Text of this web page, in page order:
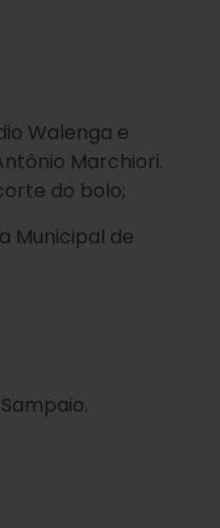
Walenga e
Marchiori.
do bolo;
Municipal de